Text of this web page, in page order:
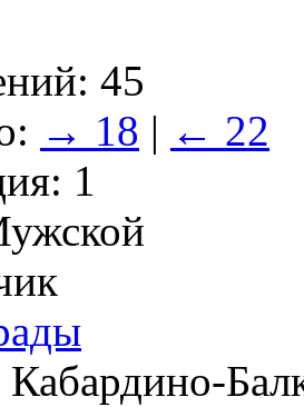
45
→ 18 | ← 22
1